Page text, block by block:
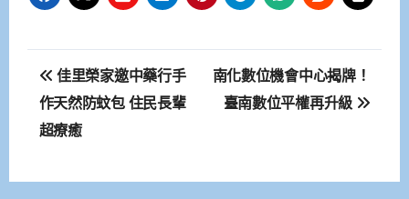
文
章
導
覽
佳里榮家邀中藥行手
作天然防蚊包 住民長輩
超療癒
南化數位機會中心揭牌！
臺南數位平權再升級